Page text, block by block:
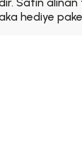
hediye